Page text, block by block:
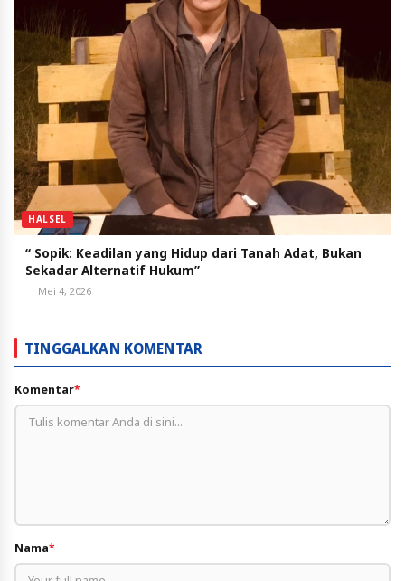
HALSEL
“ Sopik: Keadilan yang Hidup dari Tanah Adat, Bukan
Sekadar Alternatif Hukum”
Mei 4, 2026
TINGGALKAN KOMENTAR
Komentar*
Nama*